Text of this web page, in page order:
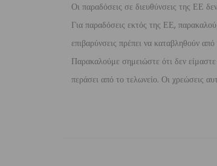
Οι παραδόσεις σε διευθύνσεις της ΕΕ
Για παραδόσεις εκτός της ΕΕ,
επιβαρύνσεις πρέπει να καταβληθούν
Παρακαλούμε σημειώστε ότι δεν
περάσει από το τελωνείο. Οι χρεώσεις